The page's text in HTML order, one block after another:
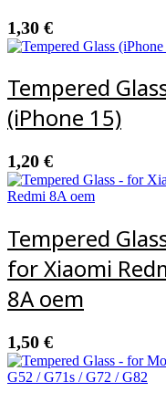
1,30 €
Tempered
(iPhone 15)
1,20 €
Tempered
for Xiaomi
8A oem
1,50 €